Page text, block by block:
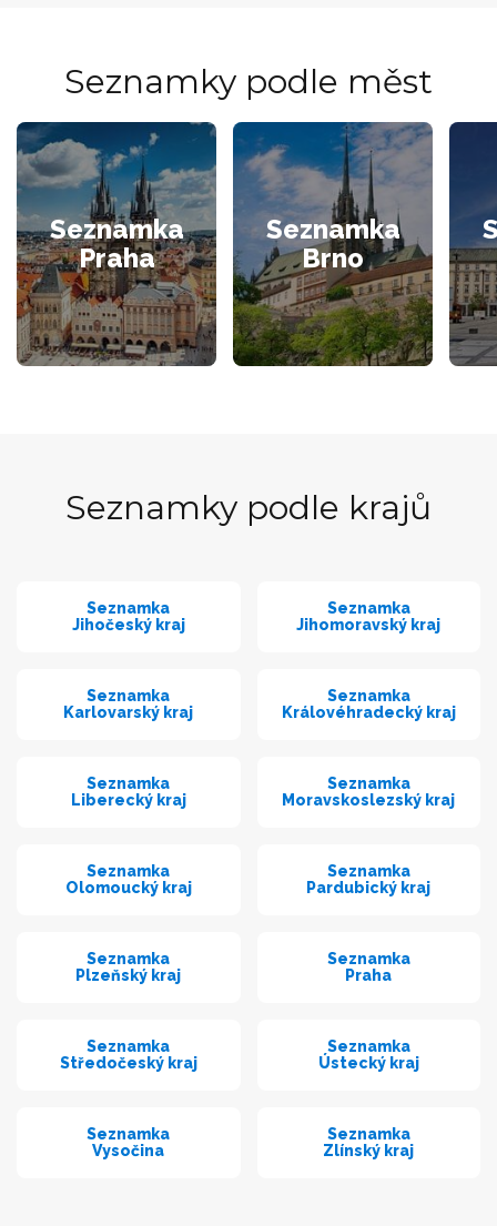
Seznamky podle měst
Seznamka
Praha
Seznamka
Brno
Seznamky podle krajů
Seznamka
Jihočeský kraj
Seznamka
Jihomoravský kraj
Seznamka
Karlovarský kraj
Seznamka
Královéhradecký kraj
Seznamka
Liberecký kraj
Seznamka
Moravskoslezský kraj
Seznamka
Olomoucký kraj
Seznamka
Pardubický kraj
Seznamka
Plzeňský kraj
Seznamka
Praha
Seznamka
Středočeský kraj
Seznamka
Ústecký kraj
Seznamka
Vysočina
Seznamka
Zlínský kraj